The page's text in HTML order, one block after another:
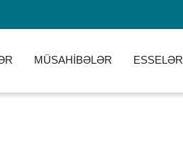
MÜSAHİBƏLƏR ESSELƏR